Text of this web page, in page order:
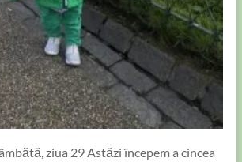
ziua 29 Astăzi începem a cincea